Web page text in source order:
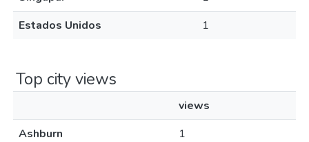
Estados Unidos
1
Top city views
views
Ashburn
1